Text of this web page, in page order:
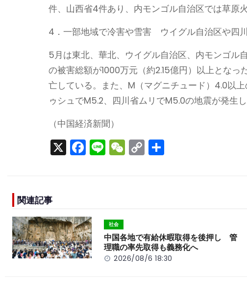
件、山西省4件あり、内モンゴル自治区では草原
4．一部地域で冷害や雪害 ウイグル自治区や四
5月は東北、華北、ウイグル自治区、内モンゴル
の被害総額が1000万元（約2.15億円）以上とな
亡している。また、M（マグニチュード）4.0以
ゥシュでM5.2、四川省ムリでM5.0の地震が発生
（中国経済新聞）
X F
a
o
o
k
Li
n
W
e
C
o
k
関連記事
社会
中国各地で有給休暇取得を後押し 管
理職の率先取得も義務化へ
2026/08/6 18:30